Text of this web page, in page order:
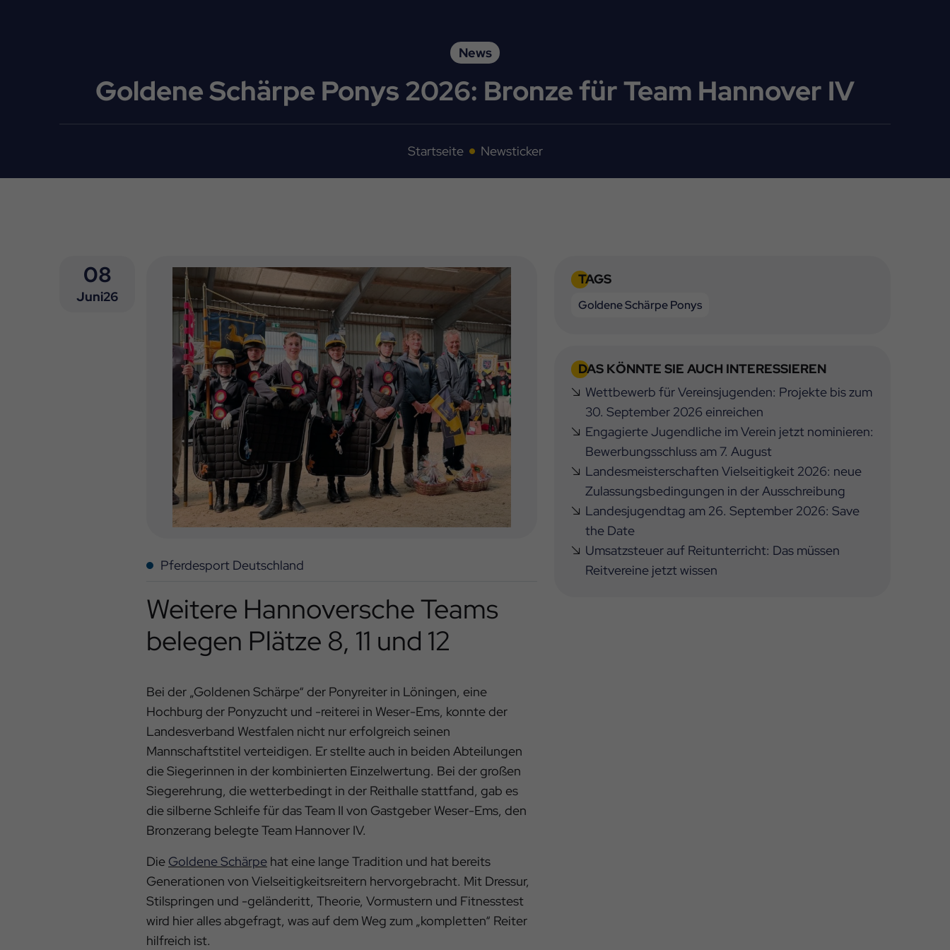
News
Goldene Schärpe Ponys 2026: Bronze für Team Hannover IV
Startseite Newsticker
08
Juni26
Pferdesport Deutschland
Weitere Hannoversche Teams
belegen Plätze 8, 11 und 12
Bei der „Goldenen Schärpe“ der Ponyreiter in Löningen, eine
Hochburg der Ponyzucht und -reiterei in Weser-Ems, konnte der
Landesverband Westfalen nicht nur erfolgreich seinen
Mannschaftstitel verteidigen. Er stellte auch in beiden Abteilungen
die Siegerinnen in der kombinierten Einzelwertung. Bei der großen
Siegerehrung, die wetterbedingt in der Reithalle stattfand, gab es
die silberne Schleife für das Team II von Gastgeber Weser-Ems, den
Bronzerang belegte Team Hannover IV.
Die Goldene Schärpe hat eine lange Tradition und hat bereits
Generationen von Vielseitigkeitsreitern hervorgebracht. Mit Dressur,
Stilspringen und -geländeritt, Theorie, Vormustern und Fitnesstest
wird hier alles abgefragt, was auf dem Weg zum „kompletten“ Reiter
hilfreich ist.
TAGS
Goldene Schärpe Ponys
DAS KÖNNTE SIE AUCH INTERESSIEREN
Wettbewerb für Vereinsjugenden: Projekte bis zum
30. September 2026 einreichen
Engagierte Jugendliche im Verein jetzt nominieren:
Bewerbungsschluss am 7. August
Landesmeisterschaften Vielseitigkeit 2026: neue
Zulassungsbedingungen in der Ausschreibung
Landesjugendtag am 26. September 2026: Save
the Date
Umsatzsteuer auf Reitunterricht: Das müssen
Reitvereine jetzt wissen